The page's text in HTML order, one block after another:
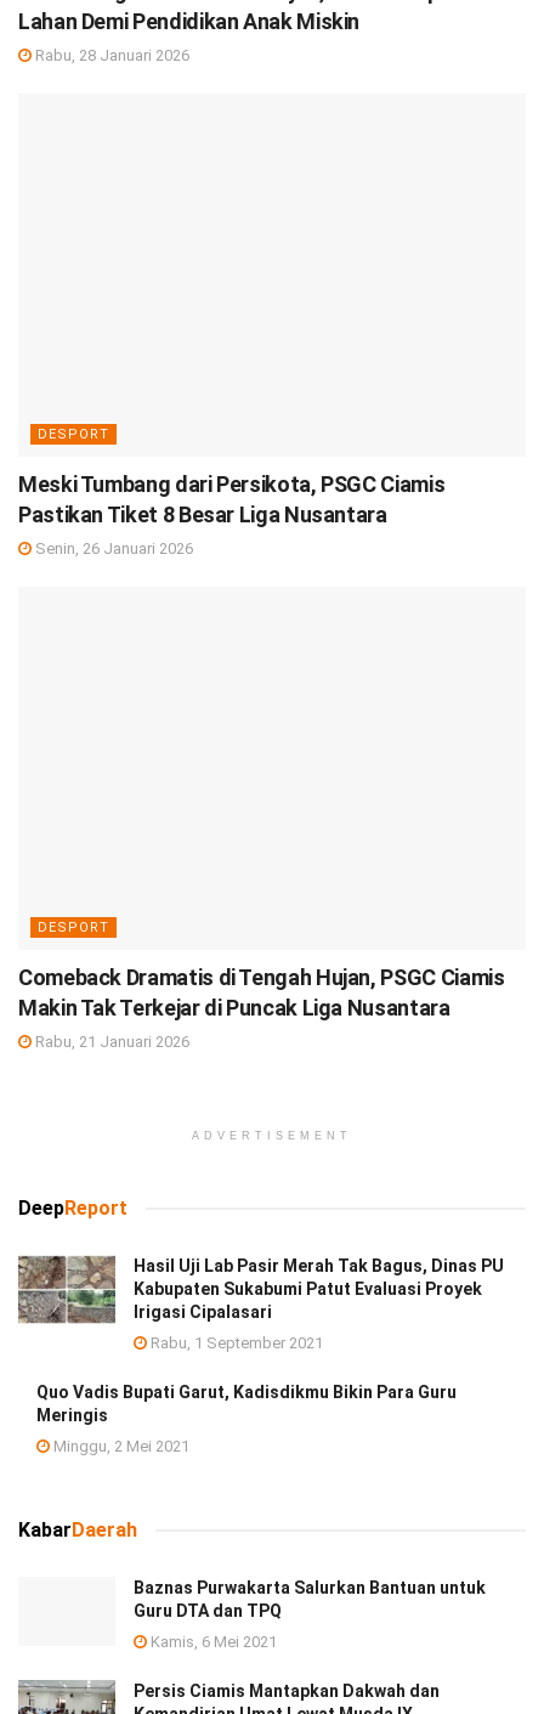
Lahan Demi Pendidikan Anak Miskin
Rabu, 28 Januari 2026
DESPORT
Meski Tumbang dari Persikota, PSGC Ciamis
Pastikan Tiket 8 Besar Liga Nusantara
Senin, 26 Januari 2026
DESPORT
Comeback Dramatis di Tengah Hujan, PSGC Ciamis
Makin Tak Terkejar di Puncak Liga Nusantara
Rabu, 21 Januari 2026
ADVERTISEMENT
DeepReport
Hasil Uji Lab Pasir Merah Tak Bagus, Dinas PU
Kabupaten Sukabumi Patut Evaluasi Proyek
Irigasi Cipalasari
Rabu, 1 September 2021
Quo Vadis Bupati Garut, Kadisdikmu Bikin Para Guru
Meringis
Minggu, 2 Mei 2021
KabarDaerah
Baznas Purwakarta Salurkan Bantuan untuk
Guru DTA dan TPQ
Kamis, 6 Mei 2021
Persis Ciamis Mantapkan Dakwah dan